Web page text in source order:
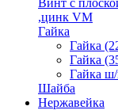
Винт с
,цинк VM
Гайка
Гайка
Гайка
Гайка
Шайба
Нержавейка